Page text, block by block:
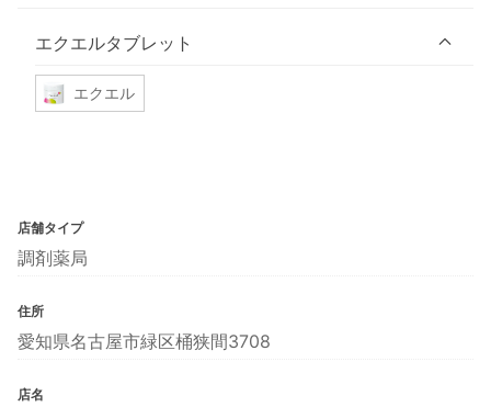
エクエルタブレット
エクエル
店舗タイプ
調剤薬局
住所
愛知県名古屋市緑区桶狭間3708
店名